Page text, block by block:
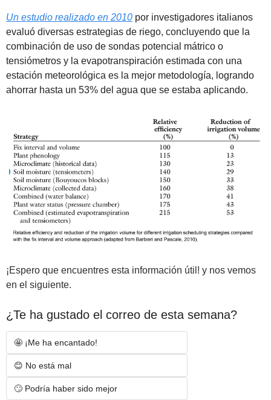
Un estudio realizado en 2010 por investigadores italianos
evaluó diversas estrategias de riego, concluyendo que la
combinación de uso de sondas potencial mátrico o
tensiómetros y la evapotranspiración estimada con una
estación meteorológica es la mejor metodología, logrando
ahorrar hasta un 53% del agua que se estaba aplicando.
¡Espero que encuentres esta información útil! y nos vemos
en el siguiente.
¿Te ha gustado el correo de esta semana?
🤩 ¡Me ha encantado!
😊 No está mal
🙄 Podría haber sido mejor